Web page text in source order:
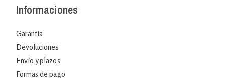
Informaciones
Garantía
Devoluciones
Envío y plazos
Formas de pago